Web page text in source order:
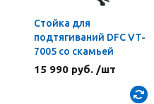
Стойка для
подтягиваний DFC VT-
7005 со скамьей
15 990 руб. /шт